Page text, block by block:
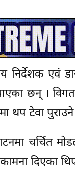
निर्देशक एवं
छन् ।
थप टेवा
चर्चित
दिएका